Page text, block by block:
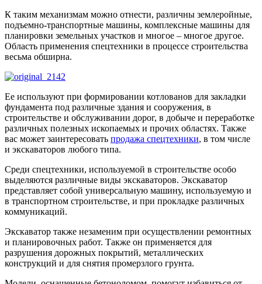
К таким механизмам можно отнести, различны землеройные,
подъемно-транспортные машины, комплексные машины для
планировки земельных участков и многое – многое другое.
Область применения спецтехники в процессе строительства
весьма обширна.
Ее используют при формировании котлованов для закладки
фундамента под различные здания и сооружения, в
строительстве и обслуживании дорог, в добыче и переработке
различных полезных ископаемых и прочих областях. Также
вас может заинтересовать продажа спецтехники, в том числе
и экскаваторов любого типа.
Среди спецтехники, используемой в строительстве особо
выделяются различные виды экскаваторов. Экскаватор
представляет собой универсальную машину, используемую и
в транспортном строительстве, и при прокладке различных
коммуникаций.
Экскаватор также незаменим при осуществлении ремонтных
и планировочных работ. Также он применяется для
разрушения дорожных покрытий, металлических
конструкций и для снятия промерзлого грунта.